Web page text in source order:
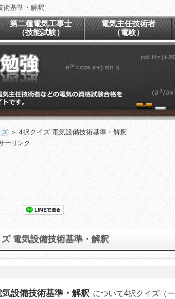
術基準・解釈
ズ ＞ 4択クイズ 電気設備技術基準・解釈
ーリンク
電気設備技術基準・解釈
気設備技術基準・解釈 について4択クイズ（一
第二種電気工事士
（技能試験）
電気主任技術者
（電験）